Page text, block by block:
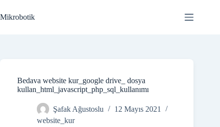
to
content
Mikrobotik
Bedava website kur_google drive_ dosya
kullan_html_javascript_php_sql_kullanımı
Şafak Ağustoslu
12 Mayıs 2021
website_kur